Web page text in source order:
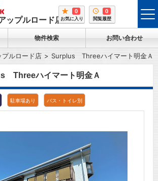
ップルロード店
0
お気に入り
0
閲覧履歴
物件検索 お問い合わせ
プルロード店 Surplus Threeハイマート明金Ａ
Threeハイマート明金Ａ
駐車場あり バス・トイレ別